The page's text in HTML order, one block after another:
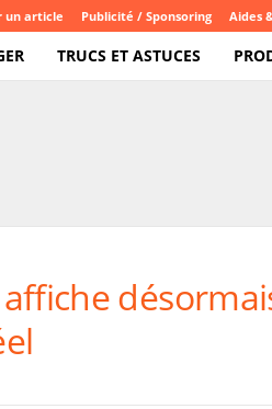
un article Publicité / Sponsoring Aides
TRUCS ET ASTUCES